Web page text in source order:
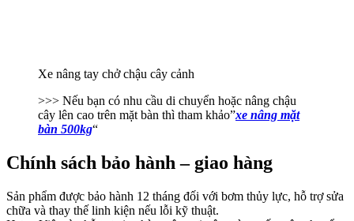
Xe nâng tay chở chậu cây cảnh
>>> Nếu bạn có nhu cầu di chuyển hoặc nâng chậu
cây lên cao trên mặt bàn thì tham khảo”xe nâng mặt
bàn 500kg“
Chính sách bảo hành – giao hàng
Sản phẩm được bảo hành 12 tháng đối với bơm thủy lực, hỗ trợ sửa
chữa và thay thế linh kiện nếu lỗi kỹ thuật.